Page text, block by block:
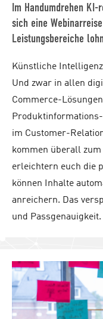
Im Handumdrehen
sich eine
Leistungsbereiche
Künstliche
Und zwar in allen
Commerce-
im Customer-
kommen überall zum
erleichtern euch die
können Inhalte
anreichern. Das
und